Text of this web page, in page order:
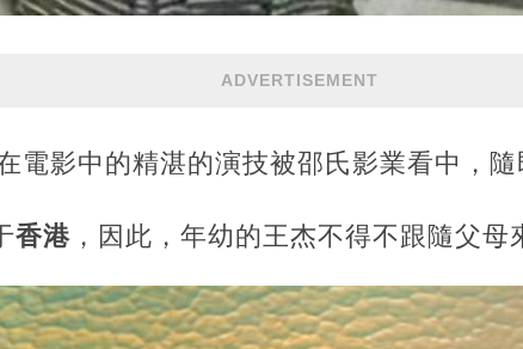
ADVERTISEMENT
電影中的精湛的演技被邵氏影業看中，隨
香港 ，因此，年幼的王杰不得不跟隨父母